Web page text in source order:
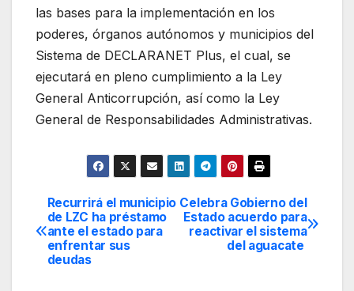
las bases para la implementación en los
poderes, órganos autónomos y municipios del
Sistema de DECLARANET Plus, el cual, se
ejecutará en pleno cumplimiento a la Ley
General Anticorrupción, así como la Ley
General de Responsabilidades Administrativas.
Navegación
de
Celebra Gobierno del
Estado acuerdo para
reactivar el sistema
del aguacate
Recurrirá el municipio
de LZC ha préstamo
ante el estado para
enfrentar sus
deudas